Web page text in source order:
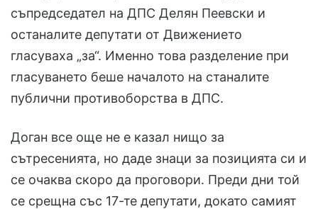
съпредседател на ДПС Делян Пеевски и
останалите депутати от Движението
гласуваха „за“. Именно това разделение при
гласуването беше началото на станалите
публични противоборства в ДПС.
Доган все още не е казал нищо за
сътресенията, но даде знаци за позицията си и
се очаква скоро да проговори. Преди дни той
се срещна със 17-те депутати, докато самият